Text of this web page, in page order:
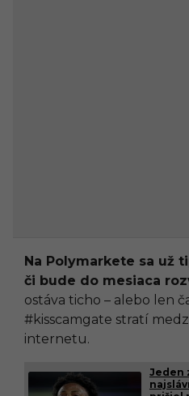
Na Polymarkete sa už
či bude do mesiaca
ostáva ticho – alebo len
#kisscamgate stratí
internetu.
Jeden